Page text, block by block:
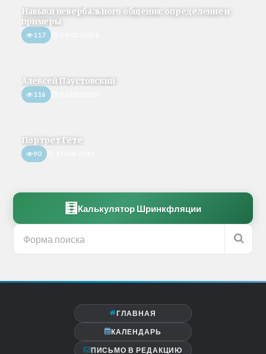
Навыки невербального общения: определение и
примеры
117
Алексей Паустовский
116
Портрет Гете
90
🧮 Калькулятор Шринкфляции
ГЛАВНАЯ
КАЛЕНДАРЬ
ПИСЬМО В РЕДАКЦИЮ